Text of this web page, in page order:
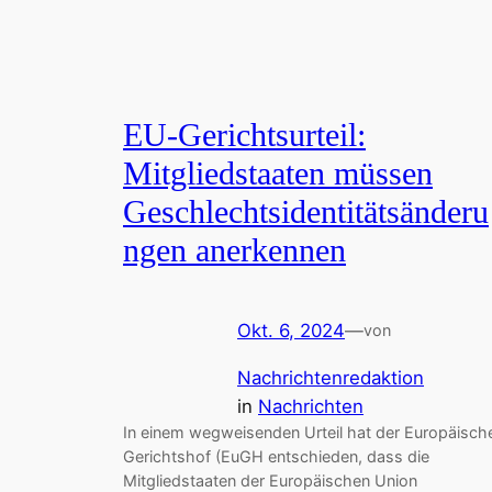
EU-Gerichtsurteil:
Mitgliedstaaten müssen
Geschlechtsidentitätsänderu
ngen anerkennen
Okt. 6, 2024—von
Nachrichtenredaktion
in Nachrichten
In einem wegweisenden Urteil hat der
Gerichtshof (EuGH entschieden, dass die
Mitgliedstaaten der Europäischen Union